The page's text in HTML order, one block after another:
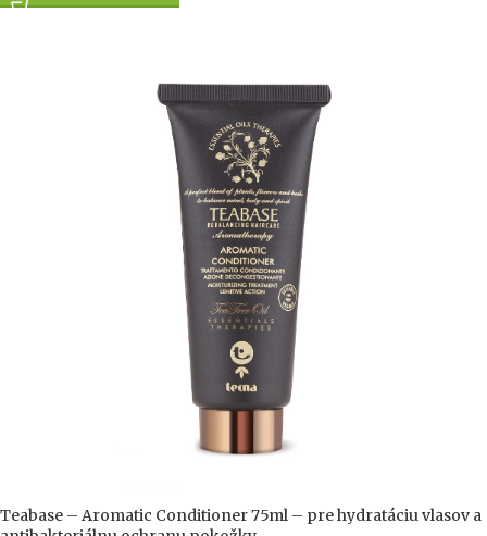
Teabase – Aromatic Conditioner 75ml – pre hydratáciu vlasov a